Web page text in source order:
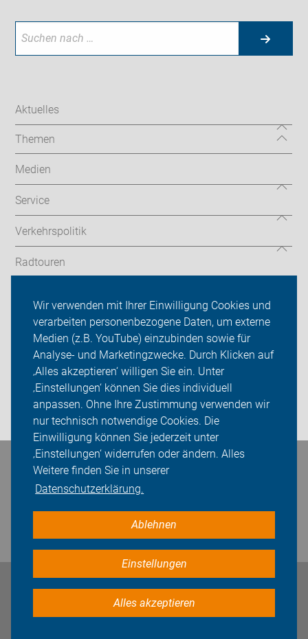
Wir verwenden mit Ihrer Einwilligung Cookies und
verarbeiten personenbezogene Daten, um externe
Medien (z.B. YouTube) einzubinden sowie für
Analyse- und Marketingzwecke. Durch Klicken auf
‚Alles akzeptieren‘ willigen Sie ein. Unter
‚Einstellungen‘ können Sie dies individuell
anpassen. Ohne Ihre Zustimmung verwenden wir
nur technisch notwendige Cookies. Die
Einwilligung können Sie jederzeit unter
‚Einstellungen‘ widerrufen oder ändern. Alles
Weitere finden Sie in unserer
Datenschutzerklärung.
Ablehnen
Einstellungen
Alles akzeptieren
Aktuelles
Themen
Medien
Service
Verkehrspolitik
Radtouren
Mitmachen!
Sei dabei
Presse
Login
Bleiben Sie in Kontakt